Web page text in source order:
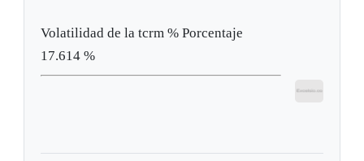
Volatilidad de la tcrm % Porcentaje
17.614 %